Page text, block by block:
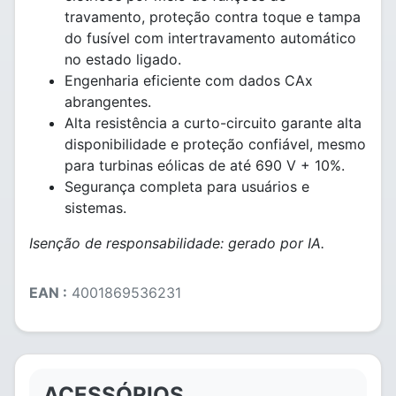
travamento, proteção contra toque e tampa
do fusível com intertravamento automático
no estado ligado.
Engenharia eficiente com dados CAx
abrangentes.
Alta resistência a curto-circuito garante alta
disponibilidade e proteção confiável, mesmo
para turbinas eólicas de até 690 V + 10%.
Segurança completa para usuários e
sistemas.
Isenção de responsabilidade: gerado por IA.
EAN : 4001869536231